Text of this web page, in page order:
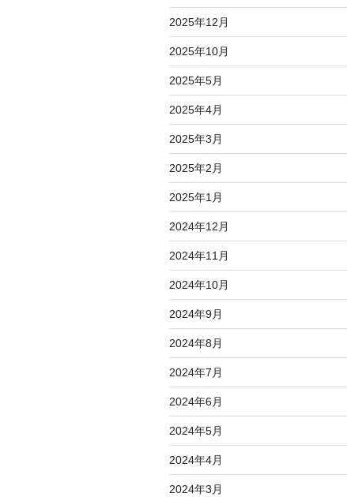
2025年12月
2025年10月
2025年5月
2025年4月
2025年3月
2025年2月
2025年1月
2024年12月
2024年11月
2024年10月
2024年9月
2024年8月
2024年7月
2024年6月
2024年5月
2024年4月
2024年3月